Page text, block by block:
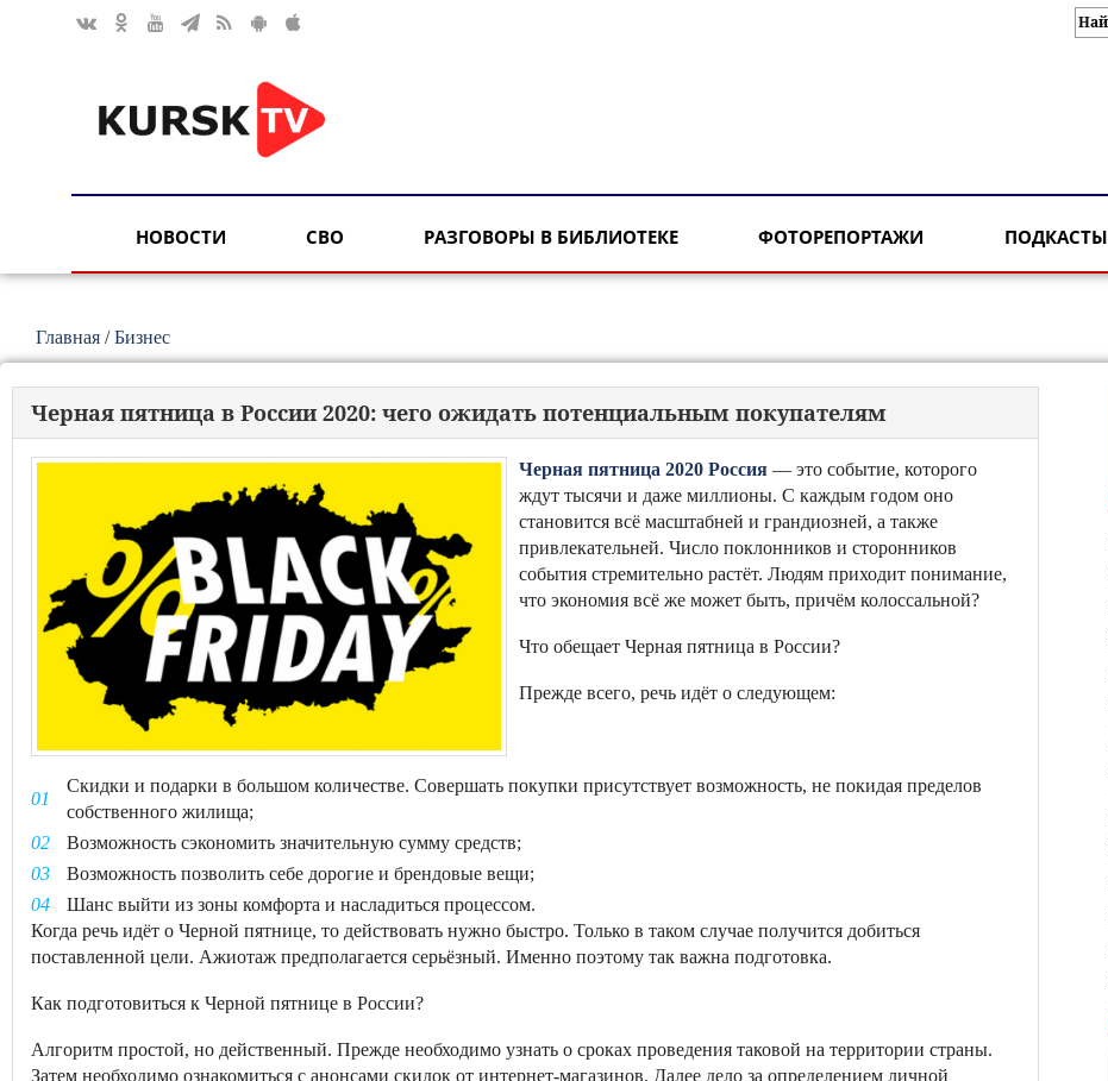
НОВОСТИ СВО РАЗГОВОРЫ В БИБЛИОТЕКЕ ФОТОРЕПОРТАЖИ ПОДКАСТЫ
Главная /Бизнес
Черная пятница в России 2020: чего ожидать потенциальным покупателям
Черная пятница 2020 Россия — это событие, которого
ждут тысячи и даже миллионы. С каждым годом оно
становится всё масштабней и грандиозней, а также
привлекательней. Число поклонников и сторонников
события стремительно растёт. Людям приходит понимание,
что экономия всё же может быть, причём колоссальной?
Что обещает Черная пятница в России?
Прежде всего, речь идёт о следующем:
Скидки и подарки в большом количестве. Совершать покупки присутствует возможность, не покидая пределов
собственного жилища;
Возможность сэкономить значительную сумму средств;
Возможность позволить себе дорогие и брендовые вещи;
Шанс выйти из зоны комфорта и насладиться процессом.
Когда речь идёт о Черной пятнице, то действовать нужно быстро. Только в таком случае получится добиться
поставленной цели. Ажиотаж предполагается серьёзный. Именно поэтому так важна подготовка.
Как подготовиться к Черной пятнице в России?
Алгоритм простой, но действенный. Прежде необходимо узнать о сроках проведения таковой на территории страны.
Затем необходимо ознакомиться с анонсами скидок от интернет-магазинов. Далее дело за определением личной